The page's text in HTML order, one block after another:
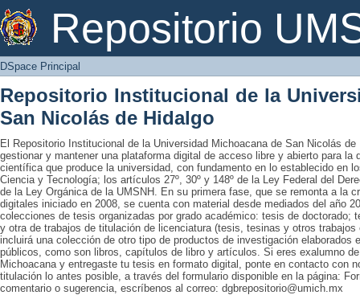
Repositorio
DSpace Principal
DSpace Principal
Repositorio Institucional de la
San Nicolás de Hidalgo
El Repositorio Institucional de la Universidad Michoacana de San Nicolás
gestionar y mantener una plataforma digital de acceso libre y abierto para la
científica que produce la universidad, con fundamento en lo establecido en
Ciencia y Tecnología; los artículos 27º, 30º y 148º de la Ley Federal del
de la Ley Orgánica de la UMSNH. En su primera fase, que se remonta a la
digitales iniciado en 2008, se cuenta con material desde mediados del año
colecciones de tesis organizadas por grado académico: tesis de doctorado;
y otra de trabajos de titulación de licenciatura (tesis, tesinas y otros
incluirá una colección de otro tipo de productos de investigación elaborados
públicos, como son libros, capítulos de libro y artículos. Si eres exalumno
Michoacana y entregaste tu tesis en formato digital, ponte en contacto con
titulación lo antes posible, a través del formulario disponible en la página:
comentario o sugerencia, escríbenos al correo: dgbrepositorio@umich.mx